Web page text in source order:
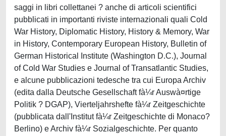
saggi in libri collettanei ? anche di articoli scientifici
pubblicati in importanti riviste internazionali quali Cold
War History, Diplomatic History, History & Memory, War
in History, Contemporary European History, Bulletin of
German Historical Institute (Washington D.C.), Journal
of Cold War Studies e Journal of Transatlantic Studies,
e alcune pubblicazioni tedesche tra cui Europa Archiv
(edita dalla Deutsche Gesellschaft fà¼r Auswà¤rtige
Politik ? DGAP), Vierteljahrshefte fà¼r Zeitgeschichte
(pubblicata dall'Institut fà¼r Zeitgeschichte di Monaco?
Berlino) e Archiv fà¼r Sozialgeschichte. Per quanto